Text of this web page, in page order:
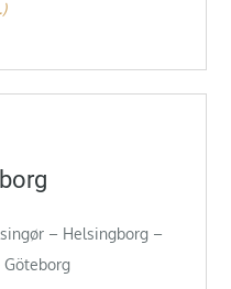
– Helsingborg –